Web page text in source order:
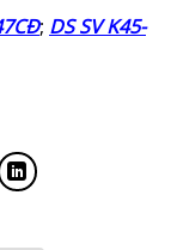
; DS SV K45-